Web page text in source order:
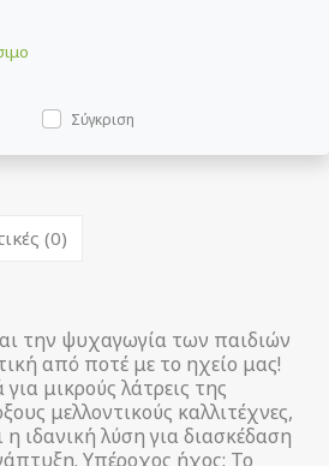
Σύγκριση
(0)
την ψυχαγωγία των παιδιών
από ποτέ με το ηχείο μας!
μικρούς λάτρεις της
μελλοντικούς καλλιτέχνες,
η ιδανική λύση για διασκέδαση
Υπέροχος ήχος: Το